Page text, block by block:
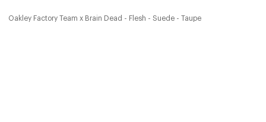
Oakley Factory Team x Brain Dead - Flesh - Suede - Taupe